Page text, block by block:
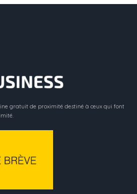
gratuit de proximité destiné à ceux qui font